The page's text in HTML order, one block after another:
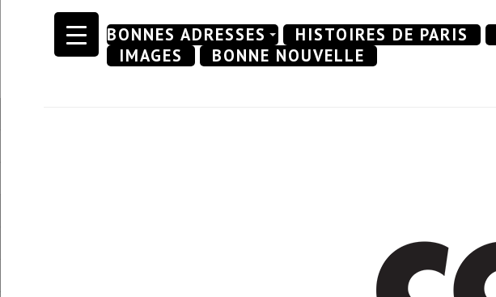
Skip
BONNES ADRESSES HISTOIRES DE PARIS
IMAGES
BONNE NOUVELLE